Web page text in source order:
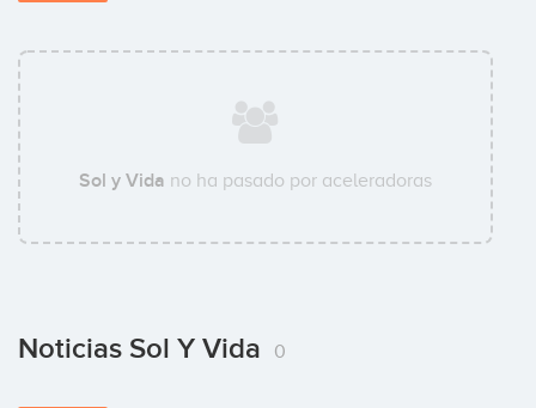
Sol y Vida no ha pasado por aceleradoras
Noticias Sol Y Vida 0